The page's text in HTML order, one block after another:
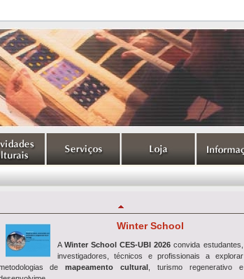
Winter School
A Winter School CES-UBI 2026 convida estudantes,
investigadores, técnicos e profissionais a explorar
demapeamento cultural , turismo regenerativo e